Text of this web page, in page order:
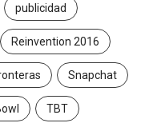
publicidad
Reinvention 2016
Snapchat
TBT